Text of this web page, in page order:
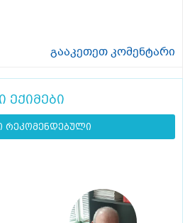
გააკეთეთ კომენტარი
ექიმები
რეკომენდებული